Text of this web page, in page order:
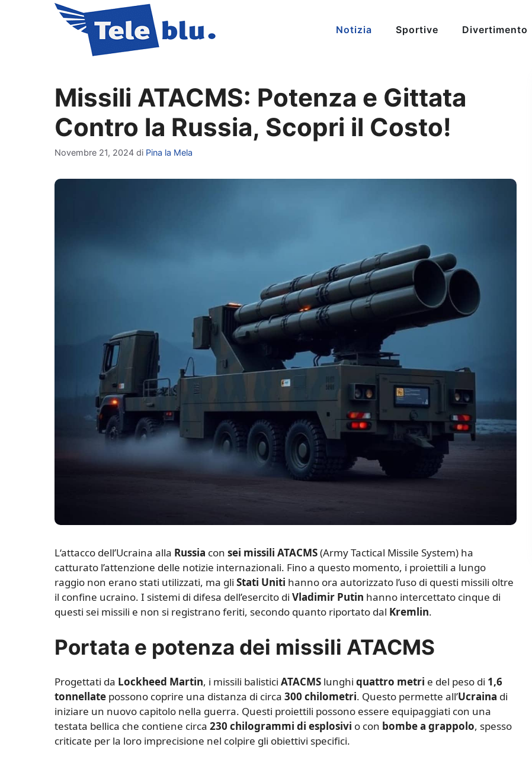
Notizia Sportive Divertimento
Missili ATACMS: Potenza e Gittata
Contro la Russia, Scopri il Costo!
Novembre 21, 2024 di Pina la Mela
L‘attacco dell’Ucraina alla Russia con sei missili ATACMS(Army Tactical Missile System) ha
catturato l’attenzione delle notizie internazionali. Fino a questo momento, i proiettili a lungo
raggio non erano stati utilizzati, ma gli Stati Uniti hanno ora autorizzato l’uso di questi missili oltre
il confine ucraino. I sistemi di difesa dell’esercito di Vladimir Putin hanno intercettato cinque di
questi sei missili e non si registrano feriti, secondo quanto riportato dal Kremlin.
Portata e potenza dei missili ATACMS
Progettati da Lockheed Martin, i missili balistici ATACMS lunghi quattro metri e del peso di 1,6
tonnellate possono coprire una distanza di circa 300 chilometri. Questo permette all’Ucraina di
iniziare un nuovo capitolo nella guerra. Questi proiettili possono essere equipaggiati con una
testata bellica che contiene circa 230 chilogrammi di esplosivi o con bombe a grappolo, spesso
criticate per la loro imprecisione nel colpire gli obiettivi specifici.